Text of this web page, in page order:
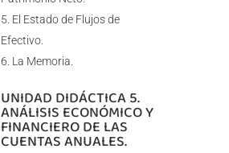
El Estado de Flujos de
Efectivo.
La Memoria.
UNIDAD DIDÁCTICA 5.
ANÁLISIS ECONÓMICO Y
FINANCIERO DE LAS
CUENTAS ANUALES.